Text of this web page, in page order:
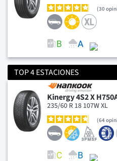
30
TOP 4 ESTACIONES
Kinergy 4S2 X
235/60 R 18 107W XL
64